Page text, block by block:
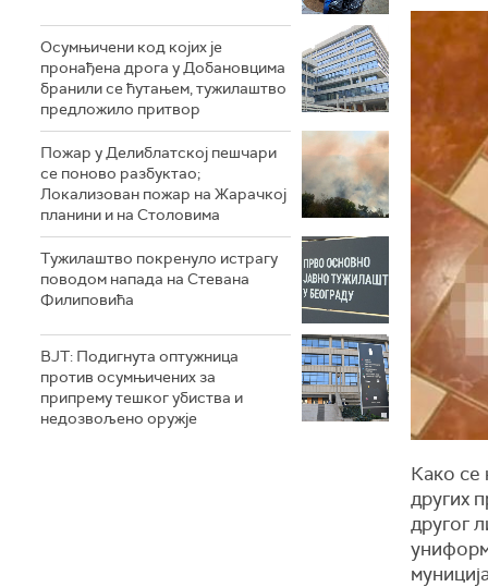
Осумњичени код којих је
пронађена дрога у Добановцима
бранили се ћутањем, тужилаштво
предложило притвор
Пожар у Делиблатској пешчари
се поново разбуктао;
Локализован пожар на Жарачкој
планини и на Столовима
Тужилаштво покренуло истрагу
поводом напада на Стевана
Филиповића
ВЈТ: Подигнута оптужница
против осумњичених за
припрему тешког убиства и
недозвољено оружје
Како се
других
другог